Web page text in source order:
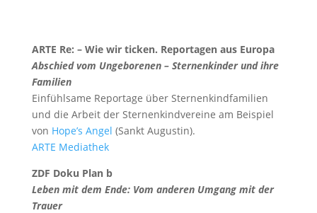
ARTE Re: – Wie wir ticken. Reportagen aus Europa
Abschied vom Ungeborenen – Sternenkinder und ihre
Familien
Einfühlsame Reportage über Sternenkindfamilien
und die Arbeit der Sternenkindvereine am Beispiel
von Hope’s Angel (Sankt Augustin).
ARTE Mediathek
ZDF Doku Plan b
Leben mit dem Ende: Vom anderen Umgang mit der
Trauer